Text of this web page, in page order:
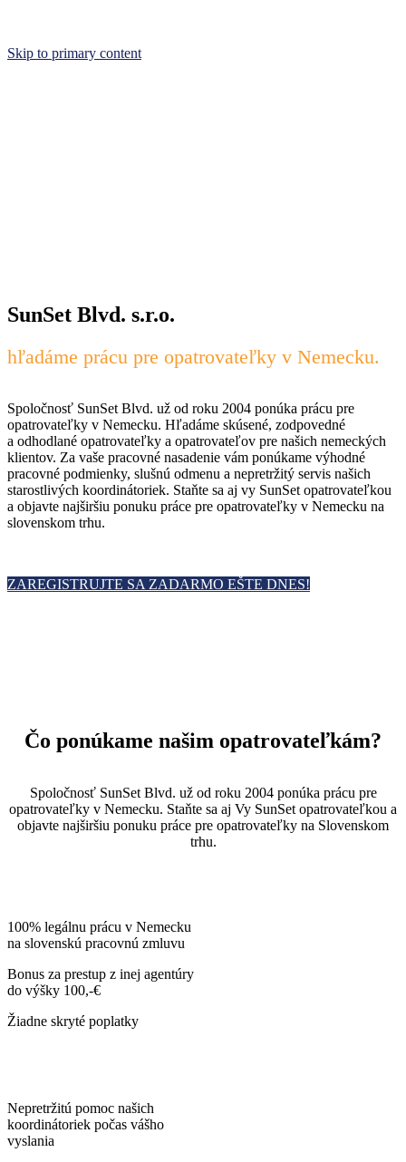
Skip to primary content
SunSet Blvd. s.r.o.
hľadáme prácu pre opatrovateľky v Nemecku.
Spoločnosť SunSet Blvd. už od roku 2004 ponúka prácu pre
opatrovateľky v Nemecku. Hľadáme skúsené, zodpovedné
a odhodlané opatrovateľky a opatrovateľov pre našich nemeckých
klientov. Za vaše pracovné nasadenie vám ponúkame výhodné
pracovné podmienky, slušnú odmenu a nepretržitý servis našich
starostlivých koordinátoriek. Staňte sa aj vy SunSet opatrovateľkou
a objavte najširšiu ponuku práce pre opatrovateľky v Nemecku na
slovenskom trhu.
ZAREGISTRUJTE SA ZADARMO EŠTE DNES!
Čo ponúkame našim opatrovateľkám?
Spoločnosť SunSet Blvd. už od roku 2004 ponúka prácu pre
opatrovateľky v Nemecku. Staňte sa aj Vy SunSet opatrovateľkou a
objavte najširšiu ponuku práce pre opatrovateľky na Slovenskom
trhu.
100% legálnu prácu v Nemecku
na slovenskú pracovnú zmluvu
Bonus za prestup z inej agentúry
do výšky 100,-€
Žiadne skryté poplatky
Nepretržitú pomoc našich
koordinátoriek počas vášho
vyslania